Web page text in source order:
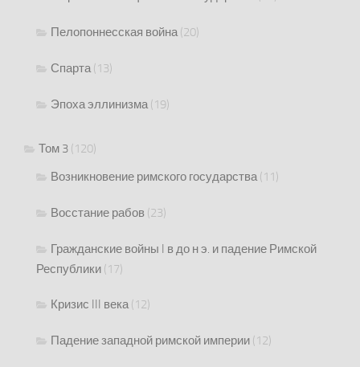
Пелопоннесская война(20)
Спарта(13)
Эпоха эллинизма(19)
Том 3 (120)
Возникновение римского государства(11)
Восстание рабов (23)
Гражданские войны I в до н э. и падение Римской
Республики (17)
Кризис III века(12)
Падение западной римской империи (12)